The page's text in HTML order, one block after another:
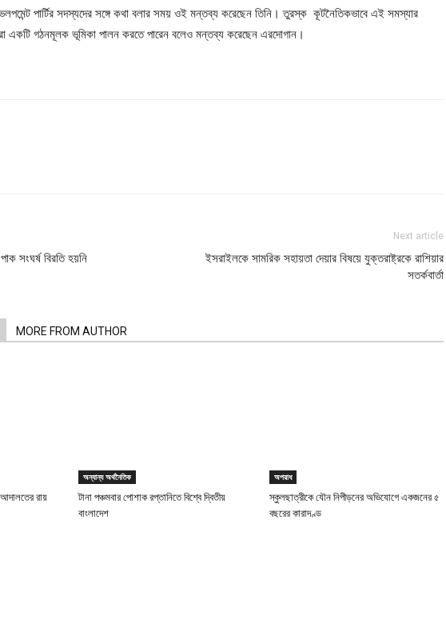
পার্টির সদস্যদের সঙ্গে কথা বলার সময় ওই মন্তব্য করেছেন তিনি। তুরস্ক কূটনৈতিকভাবে এই সমস্যার
একটি গঠনমূলক ভূমিকা পালন করতে পারেন বলেও মন্তব্য করেছেন এরদোগান।
সংঘর্ষ বিরতি হয়নি
Next article
ইসরাইলকে সামরিক সহায়তা দেয়ার বিষয়ে যুক্তরাষ্ট্রকে রাশিয়ার
সতর্কবার্তা
MORE FROM AUTHOR
রায়
অন্যান্য অর্থনৈতিক
টানা পঞ্চমবার পোশাক রপ্তানিতে বিশ্বে দ্বিতীয়
বাংলাদেশ
অপরাধ
স্কুলছাত্রীকে যৌন নিপীড়নের অভিযোগে একজনের ৫
বছরের কারাদণ্ড